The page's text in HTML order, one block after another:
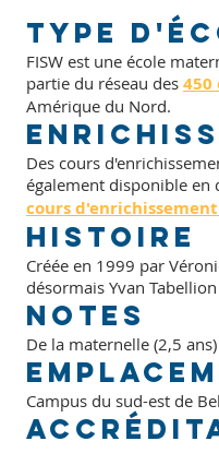
Type
FISW est une école
partie du réseau des 450
Amérique du Nord.
Des cours
également disponible en
cours
Histoire
Créée en 1999 par
désormais Yvan
Notes
De la maternelle (2,5
Campus du sud-est de